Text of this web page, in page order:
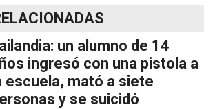
un alumno de 14
ingresó con una pistola a
escuela, mató a siete
y se suicidó